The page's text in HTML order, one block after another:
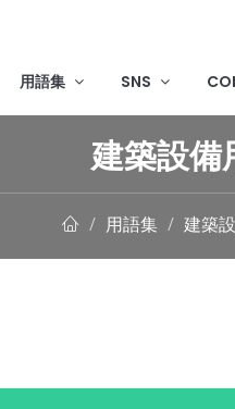
用語集 SNS
建築設備
用語集 建築